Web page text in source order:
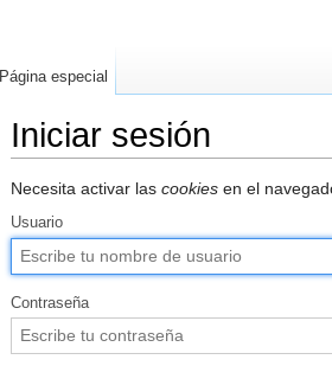
Iniciar sesión
Necesita activar las cookies en el
Usuario
Contraseña
Página especial